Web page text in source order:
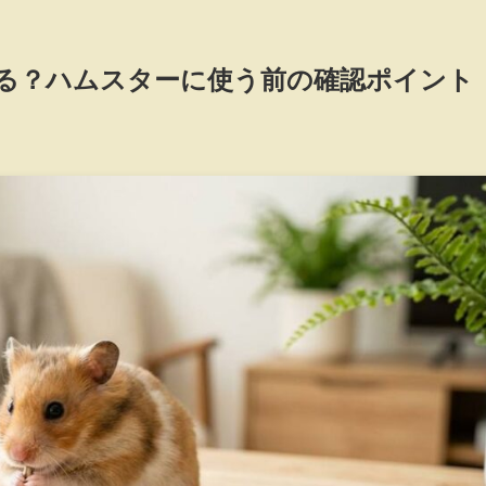
？ハムスターに使う前の確認ポイント